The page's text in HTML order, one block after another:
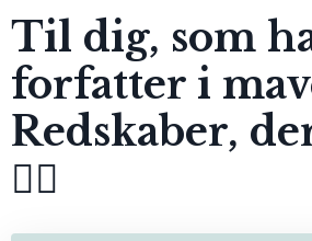
Til dig, som
forfatter i
Redskaber,
👇🏻